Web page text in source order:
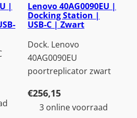
|
Lenovo 40AG0090EU |
Docking Station |
USB-C | Zwart
Dock. Lenovo
40AG0090EU
poortreplicator zwart
€256,15
3 online voorraad